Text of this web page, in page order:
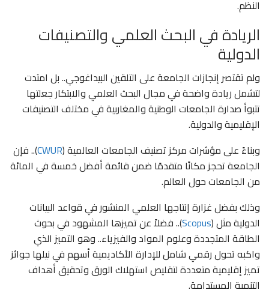
النظم.
الريادة في البحث العلمي والتصنيفات
الدولية
ولم تقتصر إنجازات الجامعة على التلقين البيداغوجي.. بل امتدت
لتشمل ريادة واضحة في مجال البحث العلمي والابتكار جعلتها
تتبوأ صدارة الجامعات الوطنية والمغاربية في مختلف التصنيفات
الإقليمية والدولية.
وبناءً على مؤشرات مركز تصنيف الجامعات العالمية (CWUR).. فإن
الجامعة تحجز مكانًا متقدمًا ضمن قائمة أفضل خمسة في المائة
من الجامعات حول العالم.
وذلك بفضل غزارة إنتاجها العلمي المنشور في قواعد البيانات
الدولية مثل (Scopus).. فضلاً عن تميزها المشهود في بحوث
الطاقة المتجددة وعلوم المواد والفيزياء.. وهو التميز الذي
واكبه تحول رقمي شامل للإدارة الأكاديمية أسهم في نيلها جوائز
تميز إقليمية متعددة لتقليص استهلاك الورق وتحقيق أهداف
التنمية المستدامة.